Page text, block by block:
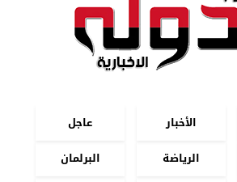
الأخبار
عاجل
الرياضة
البرلمان